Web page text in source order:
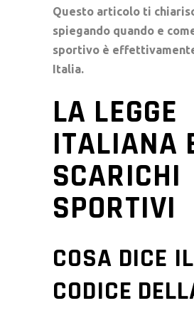
Questo articolo ti
spiegando quando e
sportivo è
Italia.
LA LEGGE
ITALIANA
SCARICHI
SPORTIVI
COSA DICE IL
CODICE